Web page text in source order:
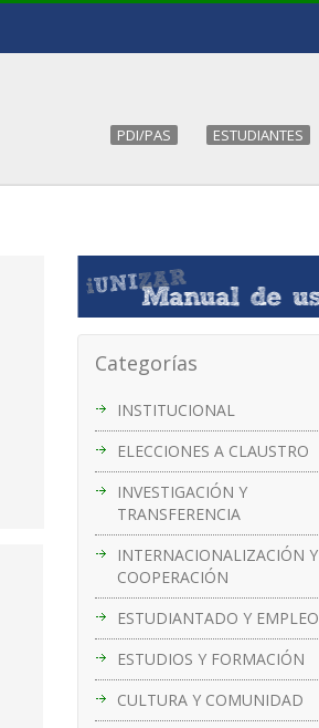
PDI/PAS ESTUDIANTES
Categorías
INSTITUCIONAL
ELECCIONES A CLAUSTRO
INVESTIGACIÓN Y
TRANSFERENCIA
INTERNACIONALIZACIÓN Y
COOPERACIÓN
ESTUDIANTADO Y EMPLEO
ESTUDIOS Y FORMACIÓN
CULTURA Y COMUNIDAD